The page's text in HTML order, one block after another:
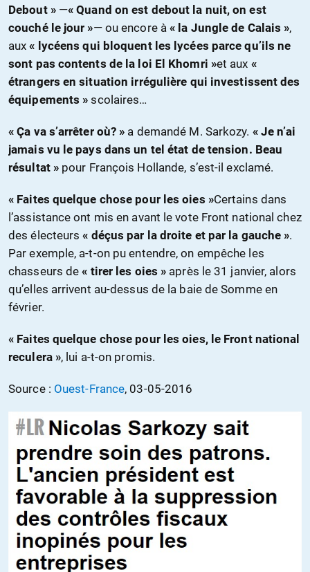
Debout »—« Quand on est debout la nuit, on est
couché le jour »— ou encore à« la Jungle de Calais »,
aux« lycéens qui bloquent les lycées parce qu’ils ne
sont pas contents de la loi El Khomri »et aux «
étrangers en situation irrégulière qui investissent des
équipements » scolaires…
« Ça va s’arrêter où? » a demandé M. Sarkozy. « Je n’ai
jamais vu le pays dans un tel état de tension. Beau
résultat » pour François Hollande, s’est-il exclamé.
« Faites quelque chose pour les oies »Certains dans
l’assistance ont mis en avant le vote Front national chez
des électeurs« déçus par la droite et par la gauche ».
Par exemple, a-t-on pu entendre, on empêche les
chasseurs de« tirer les oies » après le 31 janvier, alors
qu’elles arrivent au-dessus de la baie de Somme en
février.
« Faites quelque chose pour les oies, le Front national
reculera », lui a-t-on promis.
Source : Ouest-France, 03-05-2016